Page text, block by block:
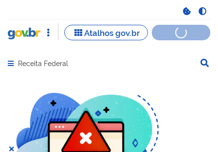
Abrir menu principal de navegação
Receita Federal